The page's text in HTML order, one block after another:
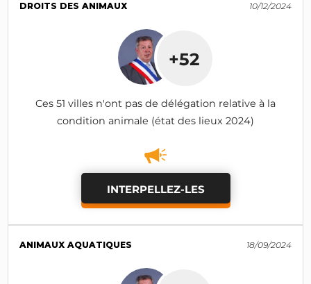
DROITS DES ANIMAUX 10/12/2024
+52
Ces 51 villes n'ont pas de délégation relative à la
condition animale (état des lieux 2024)
INTERPELLEZ-LES
ANIMAUX AQUATIQUES 18/09/2024